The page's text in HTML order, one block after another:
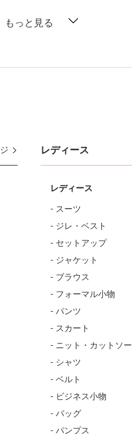
もっと見る
レディース
レディース
- スーツ
- ジレ・ベスト
- セットアップ
- ジャケット
- ブラウス
- フォーマル小物
- パンツ
- スカート
- ニット・カットソー
- シャツ
- ベルト
- ビジネス小物
- バッグ
- パンプス